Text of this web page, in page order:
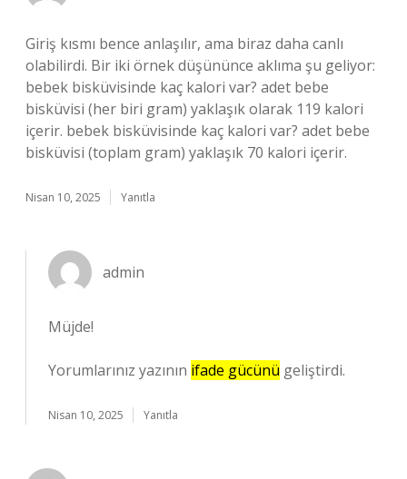
Giriş kısmı bence anlaşılır, ama biraz daha canlı
olabilirdi. Bir iki örnek düşününce aklıma şu geliyor:
bebek bisküvisinde kaç kalori var? adet bebe
bisküvisi (her biri gram) yaklaşık olarak 119 kalori
içerir. bebek bisküvisinde kaç kalori var? adet bebe
bisküvisi (toplam gram) yaklaşık 70 kalori içerir.
Nisan 10, 2025 Yanıtla
admin
Müjde!
Yorumlarınız yazının ifade gücünü geliştirdi.
Nisan 10, 2025 Yanıtla